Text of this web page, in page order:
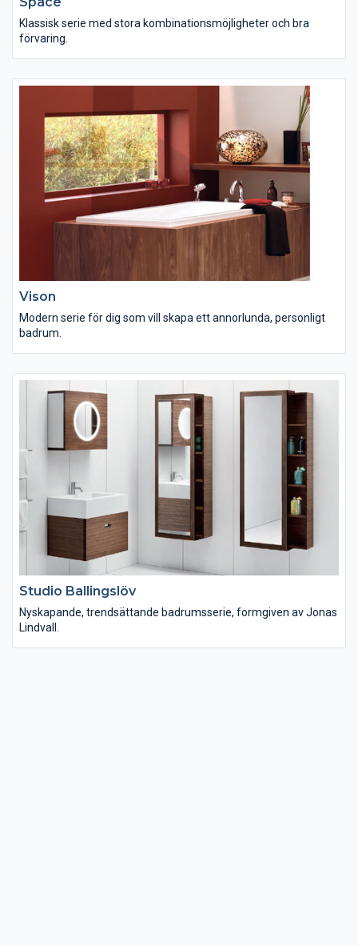
Klassisk serie med stora kombinationsmöjligheter och bra
förvaring.
Vison
Modern serie för dig som vill skapa ett annorlunda, personligt
badrum.
Studio Ballingslöv
Nyskapande, trendsättande badrumsserie, formgiven av Jonas
Lindvall.